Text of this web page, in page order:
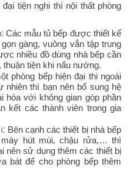
tiện nghi thì nội thất phòng
Các mẫu tủ bếp được thiết kế
gàng, vuông vắn tập trung
nhiều đồ dùng nhà bếp cần
thuận tiện khi nấu nướng.
phòng bếp hiện đại thi ngoài
nhiên thì bạn nên bổ sung hệ
hòa với không gian góp phần
kết các thành viên trong gia
Bên cạnh các thiết bị nhà bếp
hút mùi, chậu rửa,… thì
nên sử dụng thêm các thiết bị
bát để cho phòng bếp thêm